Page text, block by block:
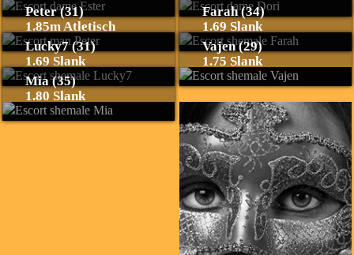
Peter (31)
1.85m Atletisch
Farah (34)
1.69 Slank
Lucky7 (31)
1.69 Slank
Vajen (29)
1.75 Slank
Mia (35)
1.80 Slank